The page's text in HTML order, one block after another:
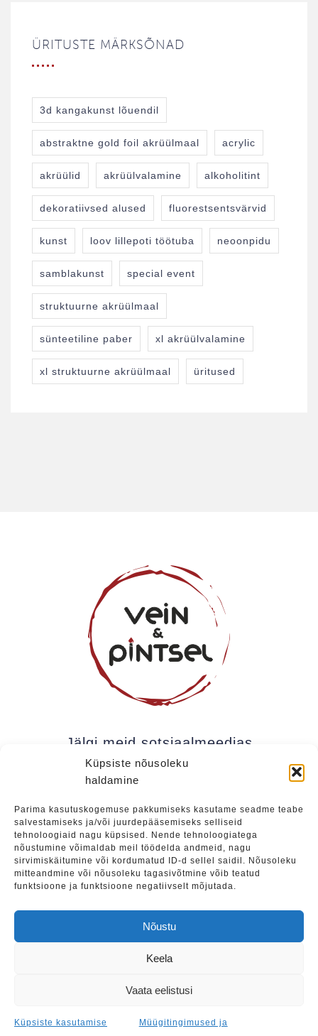
Küpsiste nõusoleku
haldamine
Parima kasutuskogemuse pakkumiseks kasutame seadme teabe
salvestamiseks ja/või juurdepääsemiseks selliseid
tehnoloogiaid nagu küpsised. Nende tehnoloogiatega
nõustumine võimaldab meil töödelda andmeid, nagu
sirvimiskäitumine või kordumatud ID-d sellel saidil. Nõusoleku
mitteandmine või nõusoleku tagasivõtmine võib teatud
funktsioone ja funktsioone negatiivselt mõjutada.
Nõustu
Keela
Vaata eelistusi
Küpsiste kasutamise
Müügitingimused ja
ÜRITUSTE MÄRKSÕNAD
3d kangakunst lõuendil
abstraktne gold foil akrüülmaal acrylic
akrüülid akrüülvalamine alkoholitint
dekoratiivsed alused fluorestsentsvärvid
kunst loov lillepoti töötuba neoonpidu
samblakunst special event
struktuurne akrüülmaal
sünteetiline paber xl akrüülvalamine
xl struktuurne akrüülmaal üritused
Jälgi meid sotsiaalmeedias
Kui soovite olla kursis meie uudistega (uued
üritused, eripakkumised jne), soovitame liituda
meie uudiskirjaga.
Müügitingimused ja privaatsuspoliitika
© Vein & Pintsel OÜ. Kõik õigused kaitstud.